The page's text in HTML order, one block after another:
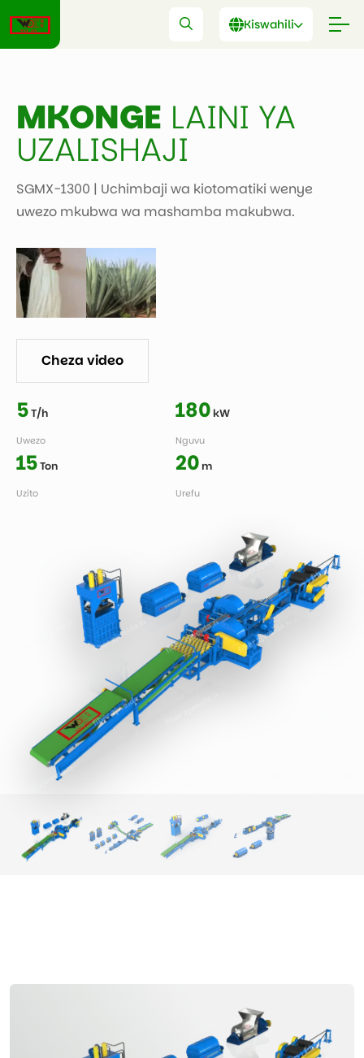
Kiswahili
MKONGE LAINI YA
UZALISHAJI
SGMX-1300 | Uchimbaji wa kiotomatiki wenye
uwezo mkubwa wa mashamba makubwa.
Cheza video
5T/h
Uwezo
180 kW
Nguvu
15Ton
Uzito
20 m
Urefu